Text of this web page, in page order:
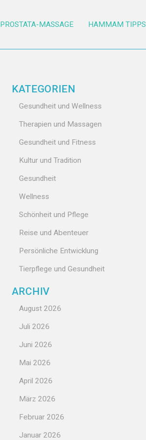
PROSTATA-MASSAGE HAMMAM TIPPS
KATEGORIEN
Gesundheit und Wellness
Therapien und Massagen
Gesundheit und Fitness
Kultur und Tradition
Gesundheit
Wellness
Schönheit und Pflege
Reise und Abenteuer
Persönliche Entwicklung
Tierpflege und Gesundheit
ARCHIV
August 2026
Juli 2026
Juni 2026
Mai 2026
April 2026
März 2026
Februar 2026
Januar 2026